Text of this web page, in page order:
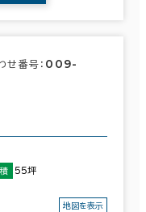
せ番号： 009-
55坪
地図を表示